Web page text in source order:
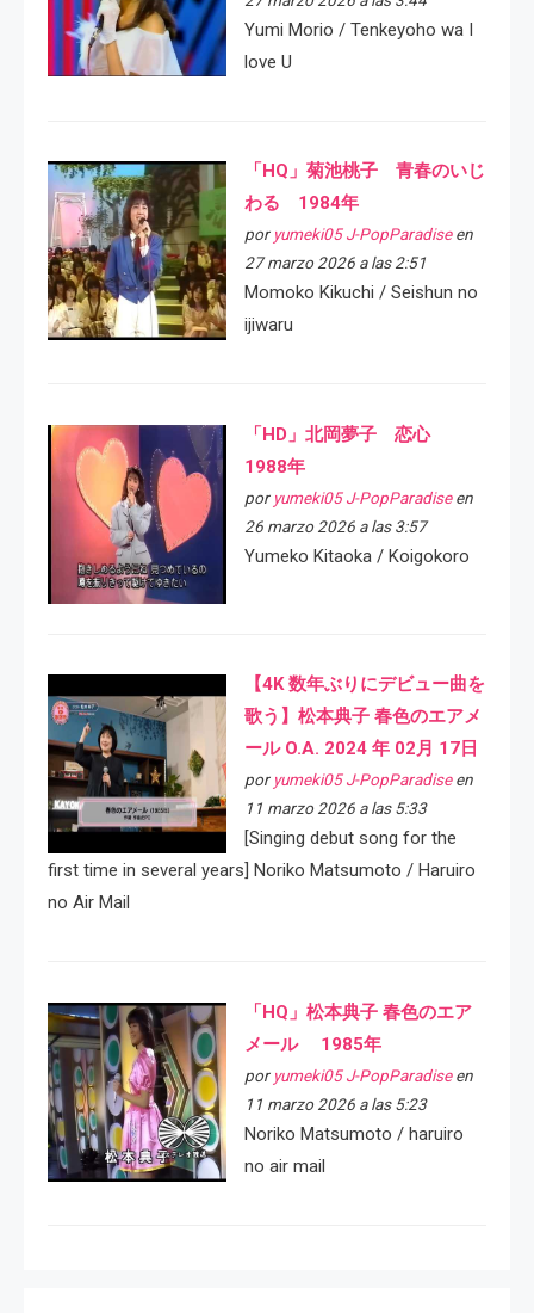
Yumi Morio / Tenkeyoho wa I
love U
「HQ」菊池桃子 青春のいじ
わる 1984年
por yumeki05 J-PopParadiseen
27 marzo 2026 a las 2:51
Momoko Kikuchi / Seishun no
ijiwaru
「HD」北岡夢子 恋心
1988年
por yumeki05 J-PopParadiseen
26 marzo 2026 a las 3:57
Yumeko Kitaoka / Koigokoro
【4K 数年ぶりにデビュー曲を
歌う】松本典子 春色のエアメ
ール O.A. 2024 年 02月 17日
por yumeki05 J-PopParadiseen
11 marzo 2026 a las 5:33
[Singing debut song for the
first time in several years] Noriko Matsumoto / Haruiro
no Air Mail
「HQ」松本典子 春色のエア
メール 1985年
por yumeki05 J-PopParadiseen
11 marzo 2026 a las 5:23
Noriko Matsumoto / haruiro
no air mail